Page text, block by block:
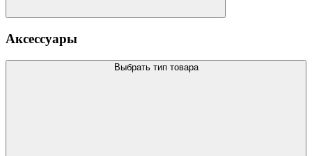
Аксессуары
Выбрать тип товара